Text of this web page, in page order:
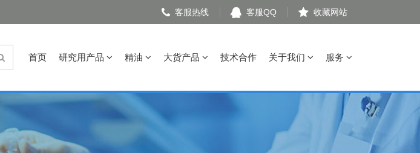
客服热线 客服QQ 收藏网站
首页 研究用产品 精油 大货产品 技术合作 关于我们 服务